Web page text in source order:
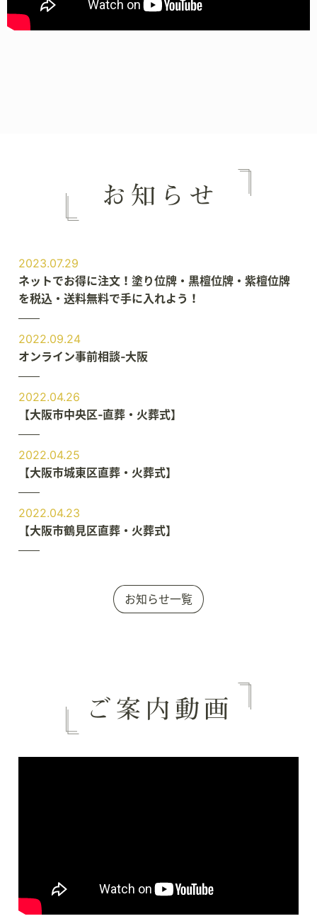
2023.07.29
ネットでお得に注文！塗り位牌・黒檀位牌・紫檀位牌
を税込・送料無料で手に入れよう！
2022.09.24
オンライン事前相談‐大阪
2022.04.26
【大阪市中央区‐直葬・火葬式】
2022.04.25
【大阪市城東区直葬・火葬式】
2022.04.23
【大阪市鶴見区直葬・火葬式】
お知らせ一覧